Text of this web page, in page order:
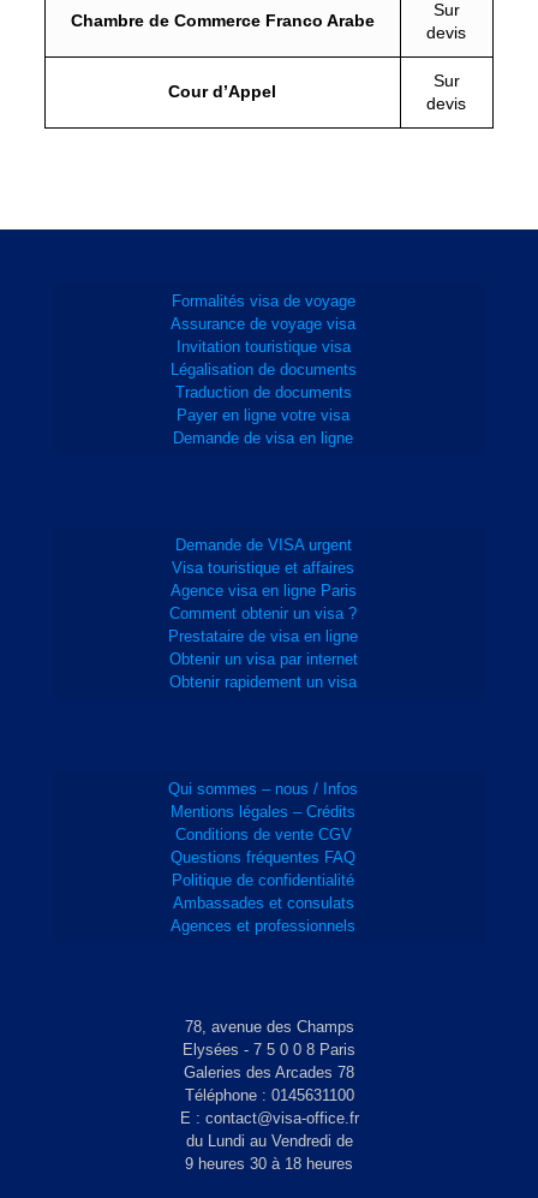
Chambre de Commerce Franco Arabe
Sur
devis
Cour d’Appel
Sur
devis
Formalités visa de voyage
Assurance de voyage visa
Invitation touristique visa
Légalisation de documents
Traduction de documents
Payer en ligne votre visa
Demande de visa en ligne
Demande de VISA urgent
Visa touristique et affaires
Agence visa en ligne Paris
Comment obtenir un visa ?
Prestataire de visa en ligne
Obtenir un visa par internet
Obtenir rapidement un visa
Qui sommes – nous / Infos
Mentions légales – Crédits
Conditions de vente CGV
Questions fréquentes FAQ
Politique de confidentialité
Ambassades et consulats
Agences et professionnels
78, avenue des Champs
Elysées - 7 5 0 0 8 Paris
Galeries des Arcades 78
Téléphone : 0145631100
E : contact@visa-office.fr
du Lundi au Vendredi de
9 heures 30 à 18 heures